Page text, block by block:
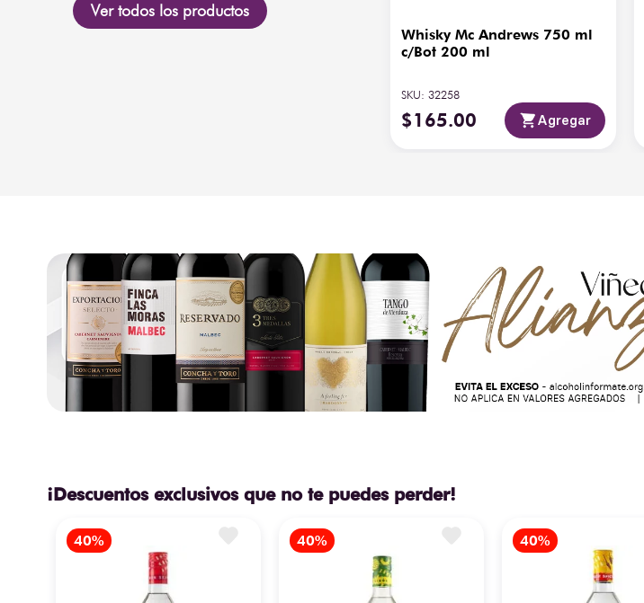
Ver todos los productos
Whisky Mc Andrews 750 ml
c/Bot 200 ml
SKU: 32258
$165.00 Agregar
¡Descuentos exclusivos que no te puedes perder!